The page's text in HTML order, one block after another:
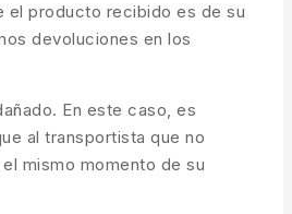
el producto recibido es de su
devoluciones en los
En este caso, es
al transportista que no
mismo momento de su